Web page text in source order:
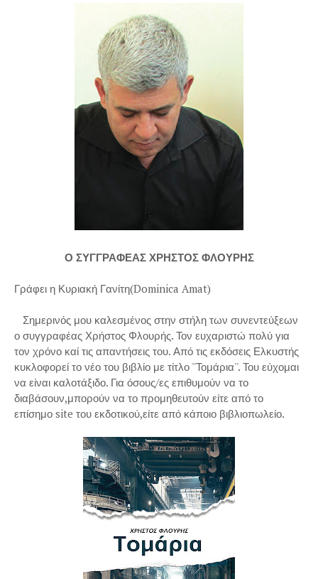
Ο ΣΥΓΓΡΑΦΕΑΣ ΧΡΗΣΤΟΣ ΦΛΟΥΡΗΣ
Γράφει η Κυριακή Γανίτη(Dominica Amat)
Σημερινός μου καλεσμένος στην στήλη των συνεντεύξεων
ο συγγραφέας Χρήστος Φλουρής. Τον ευχαριστώ πολύ για
τον χρόνο καί τις απαντήσεις του. Από τις εκδόσεις Ελκυστής
κυκλοφορεί το νέο του βιβλίο με τίτλο ''Τομάρια''. Του εύχομαι
να είναι καλοτάξιδο. Για όσους/ες επιθυμούν να το
διαβάσουν,μπορούν να το προμηθευτούν είτε από το
επίσημο site του εκδοτικού,είτε από κάποιο βιβλιοπωλείο.